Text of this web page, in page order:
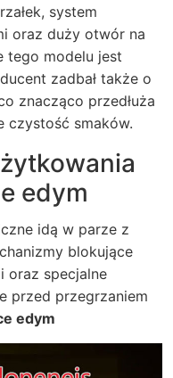
system
oraz duży otwór na
tego modelu jest
zadbał także o
znacząco przedłuża
czystość smaków.
edym
idą w parze z
blokujące
oraz specjalne
przed przegrzaniem
edym